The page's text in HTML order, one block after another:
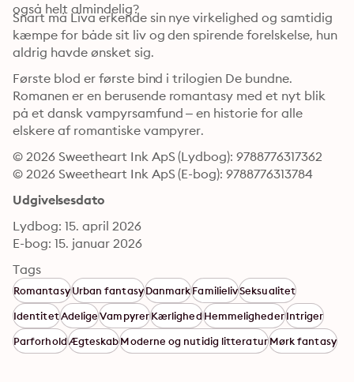
også helt almindelig?
Snart må Liva erkende sin nye virkelighed og samtidig
kæmpe for både sit liv og den spirende forelskelse, hun
aldrig havde ønsket sig.
Første blod er første bind i trilogien De bundne.
Romanen er en berusende romantasy med et nyt blik
på et dansk vampyrsamfund – en historie for alle
elskere af romantiske vampyrer.
© 2026 Sweetheart Ink ApS (Lydbog): 9788776317362
© 2026 Sweetheart Ink ApS (E-bog): 9788776313784
Udgivelsesdato
Lydbog: 15. april 2026
E-bog: 15. januar 2026
Tags
RomantasyUrban fantasyDanmarkFamilielivSeksualitet
IdentitetAdeligeVampyrerKærlighedHemmelighederIntriger
ParforholdÆgteskabModerne og nutidig litteraturMørk fantasy